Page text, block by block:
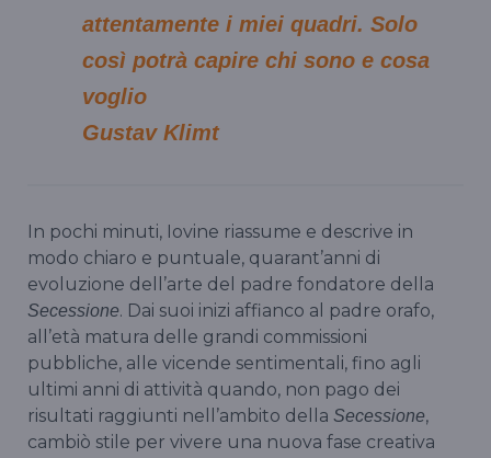
attentamente i miei quadri. Solo
così potrà capire chi sono e cosa
voglio
Gustav Klimt
In pochi minuti, Iovine riassume e descrive in
modo chiaro e puntuale, quarant’anni di
evoluzione dell’arte del padre fondatore della
Secessione. Dai suoi inizi affianco al padre orafo,
all’età matura delle grandi commissioni
pubbliche, alle vicende sentimentali, fino agli
ultimi anni di attività quando, non pago dei
risultati raggiunti nell’ambito della Secessione,
cambiò stile per vivere una nuova fase creativa